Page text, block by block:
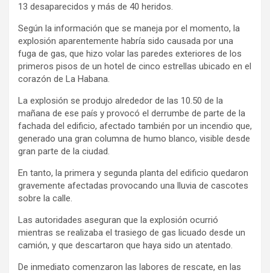
13 desaparecidos y más de 40 heridos.
Según la información que se maneja por el momento, la
explosión aparentemente habría sido causada por una
fuga de gas, que hizo volar las paredes exteriores de los
primeros pisos de un hotel de cinco estrellas ubicado en el
corazón de La Habana.
La explosión se produjo alrededor de las 10.50 de la
mañana de ese país y provocó el derrumbe de parte de la
fachada del edificio, afectado también por un incendio que,
generado una gran columna de humo blanco, visible desde
gran parte de la ciudad.
En tanto, la primera y segunda planta del edificio quedaron
gravemente afectadas provocando una lluvia de cascotes
sobre la calle.
Las autoridades aseguran que la explosión ocurrió
mientras se realizaba el trasiego de gas licuado desde un
camión, y que descartaron que haya sido un atentado.
De inmediato comenzaron las labores de rescate, en las